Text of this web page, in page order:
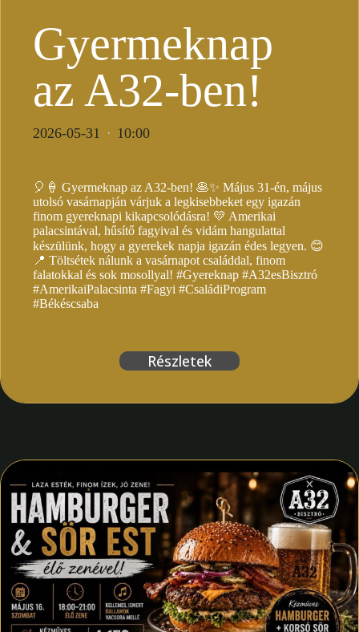
Gyermeknap
az A32-ben!
2026-05-31 · 10:00
🎈🍦 Gyermeknap az A32-ben! 🥞✨ Május 31-én, május
utolsó vasárnapján várjuk a legkisebbeket egy igazán
finom gyereknapi kikapcsolódásra! 💛 Amerikai
palacsintával, hűsítő fagyival és vidám hangulattal
készülünk, hogy a gyerekek napja igazán édes legyen. 😊
📍 Töltsétek nálunk a vasárnapot családdal, finom
falatokkal és sok mosollyal! #Gyereknap #A32esBisztró
#AmerikaiPalacsinta #Fagyi #CsaládiProgram
#Békéscsaba
Részletek